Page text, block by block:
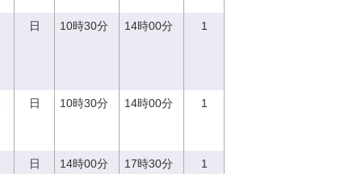
日 10時30分 14時00分 1
日 10時30分 14時00分 1
日 14時00分 17時30分 1